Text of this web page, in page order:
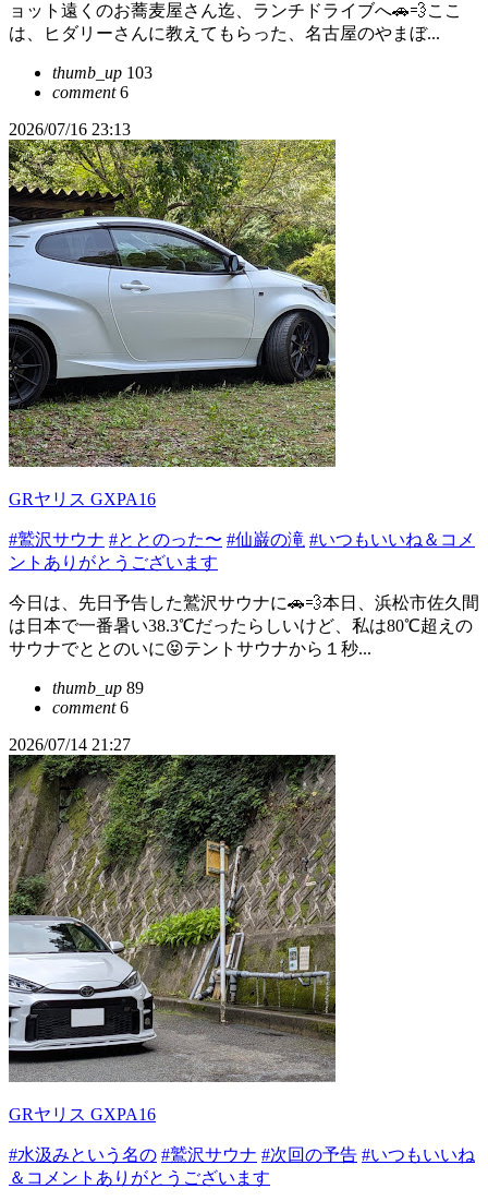
ョット遠くのお蕎麦屋さん迄、ランチドライブへ🚗💨ここ
は、ヒダリーさんに教えてもらった、名古屋のやまぼ...
thumb_up 103
comment6
2026/07/16 23:13
GRヤリス GXPA16
#鷲沢サウナ #ととのった〜 #仙巌の滝 #いつもいいね＆コメ
ントありがとうございます
今日は、先日予告した鷲沢サウナに🚗💨本日、浜松市佐久間
は日本で一番暑い38.3℃だったらしいけど、私は80℃超えの
サウナでととのいに😝テントサウナから１秒...
thumb_up 89
comment6
2026/07/14 21:27
GRヤリス GXPA16
#水汲みという名の #鷲沢サウナ #次回の予告 #いつもいいね
＆コメントありがとうございます